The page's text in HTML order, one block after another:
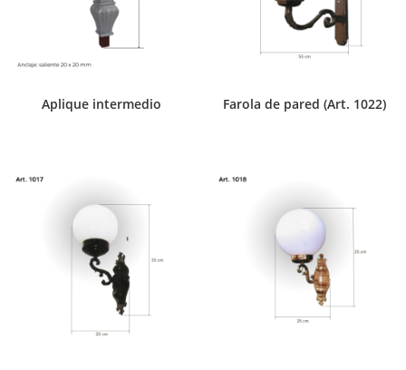
Aplique intermedio Farola de pared (Art. 1022)